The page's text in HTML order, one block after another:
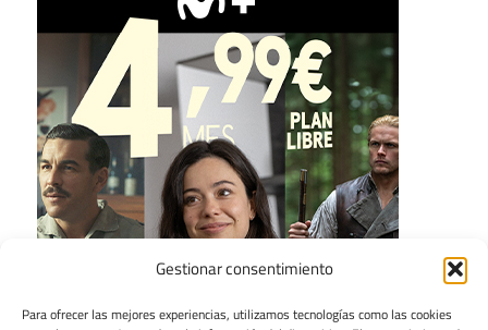
Gestionar consentimiento
Para ofrecer las mejores experiencias, utilizamos tecnologías como las cookies